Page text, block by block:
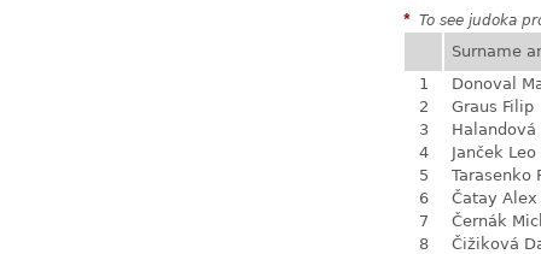
* To see judoka
Surname
1
Donoval
2
Graus Filip
3
Halandová
4
Janček Leo
5
Tarasenko
6
Čatay Alex
7
Černák
8
Čižiková